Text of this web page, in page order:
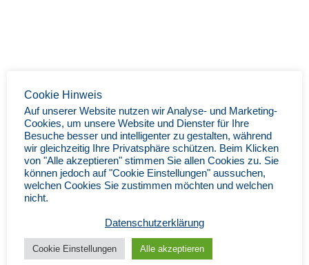
Cookie Hinweis
Auf unserer Website nutzen wir Analyse- und Marketing-
Cookies, um unsere Website und Dienster für Ihre
Besuche besser und intelligenter zu gestalten, während
wir gleichzeitig Ihre Privatsphäre schützen. Beim Klicken
von "Alle akzeptieren" stimmen Sie allen Cookies zu. Sie
können jedoch auf "Cookie Einstellungen" aussuchen,
welchen Cookies Sie zustimmen möchten und welchen
nicht.
Datenschutzerklärung
Cookie Einstellungen Alle akzeptieren